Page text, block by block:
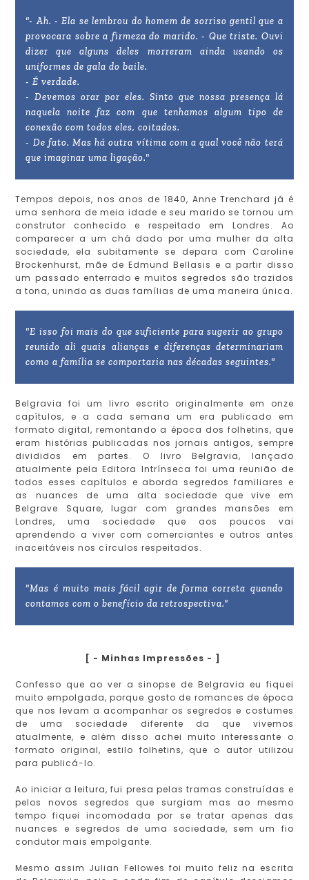
"- Ah. - Ela se lembrou do homem de sorriso gentil que a
provocara sobre a firmeza do marido. - Que triste. Ouvi
dizer que alguns deles morreram ainda usando os
uniformes de gala do baile.
- É verdade.
- Devemos orar por eles. Sinto que nossa presença lá
naquela noite faz com que tenhamos algum tipo de
conexão com todos eles, coitados.
- De fato. Mas há outra vítima com a qual você não terá
que imaginar uma ligação."
Tempos depois, nos anos de 1840, Anne Trenchard já é
uma senhora de meia idade e seu marido se tornou um
construtor conhecido e respeitado em Londres. Ao
comparecer a um chá dado por uma mulher da alta
sociedade, ela subitamente se depara com Caroline
Brockenhurst, mãe de Edmund Bellasis e a partir disso
um passado enterrado e muitos segredos são trazidos
a tona, unindo as duas famílias de uma maneira única.
"E isso foi mais do que suficiente para sugerir ao grupo
reunido ali quais alianças e diferenças determinariam
como a família se comportaria nas décadas seguintes."
Belgravia foi um livro escrito originalmente em onze
capítulos, e a cada semana um era publicado em
formato digital, remontando a época dos folhetins, que
eram histórias publicadas nos jornais antigos, sempre
divididos em partes. O livro Belgravia, lançado
atualmente pela Editora Intrínseca foi uma reunião de
todos esses capítulos e aborda segredos familiares e
as nuances de uma alta sociedade que vive em
Belgrave Square, lugar com grandes mansões em
Londres, uma sociedade que aos poucos vai
aprendendo a viver com comerciantes e outros antes
inaceitáveis nos círculos respeitados.
"Mas é muito mais fácil agir de forma correta quando
contamos com o benefício da retrospectiva."
[ - Minhas Impressões - ]
Confesso que ao ver a sinopse de Belgravia eu fiquei
muito empolgada, porque gosto de romances de época
que nos levam a acompanhar os segredos e costumes
de uma sociedade diferente da que vivemos
atualmente, e além disso achei muito interessante o
formato original, estilo folhetins, que o autor utilizou
para publicá-lo.
Ao iniciar a leitura, fui presa pelas tramas construídas e
pelos novos segredos que surgiam mas ao mesmo
tempo fiquei incomodada por se tratar apenas das
nuances e segredos de uma sociedade, sem um fio
condutor mais empolgante.
Mesmo assim Julian Fellowes foi muito feliz na escrita